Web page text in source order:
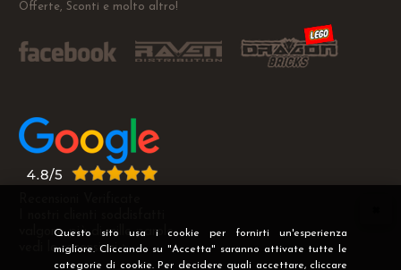
Questo sito usa i cookie per fornirti un'esperienza
migliore. Cliccando su "Accetta" saranno attivate tutte le
categorie di cookie. Per decidere quali accettare, cliccare
Offerte, Sconti e molto altro!
valgono più di mille parole
vedi le recensioni >